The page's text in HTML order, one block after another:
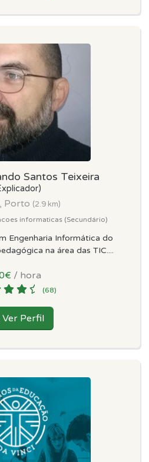
Santos Teixeira
Porto (2.9 km)
informaticas (Secundário)
Engenharia Informática do
na área das TIC....
/ hora
(68)
Ver Perfil